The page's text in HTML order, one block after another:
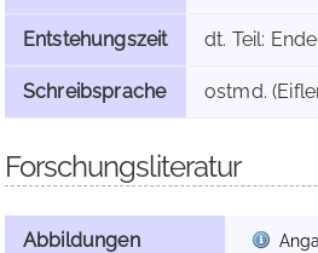
Entstehungszeit dt. Teil:
Schreibsprache ostmd.
Forschungsliteratur
Abbildungen